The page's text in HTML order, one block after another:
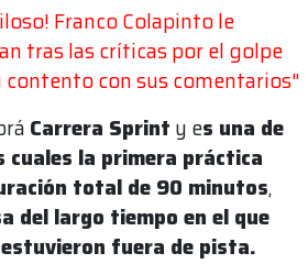
Franco Colapinto le
tras las críticas por el golpe
contento con sus comentarios"
Carrera Sprint y es una de
cuales la primera práctica
total de 90 minutos,
del largo tiempo en el que
fuera de pista.